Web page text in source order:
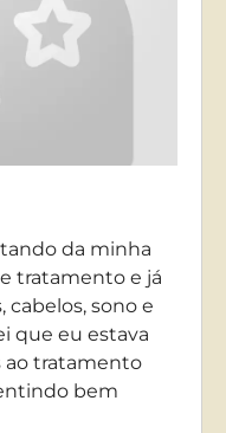
da minha
tratamento e já
sono e
que eu estava
ao tratamento
bem